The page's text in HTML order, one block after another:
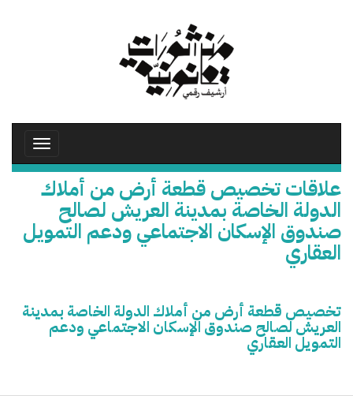
Toggle
علاقات تخصيص قطعة أرض من أملاك
الدولة الخاصة بمدينة العريش لصالح
صندوق الإسكان الاجتماعي ودعم التمويل
العقاري
تخصيص قطعة أرض من أملاك الدولة الخاصة بمدينة
العريش لصالح صندوق الإسكان الاجتماعي ودعم
التمويل العقاري